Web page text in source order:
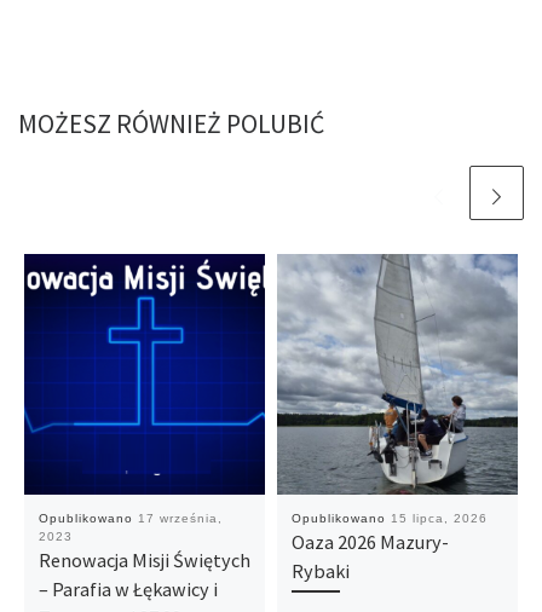
MOŻESZ RÓWNIEŻ POLUBIĆ
Opublikowano
17 września,
2023
Renowacja Misji Świętych
– Parafia w Łękawicy i
Opublikowano 15 lipca, 2026
Oaza 2026 Mazury-
Rybaki